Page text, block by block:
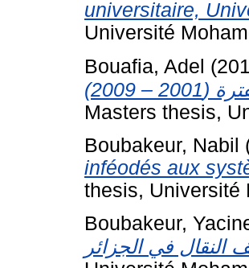
universitaire,
Université
Bouafia, Adel
Masters thesis,
Boubakeur, Nabil
inféodés aux
thesis, Université
Boubakeur,